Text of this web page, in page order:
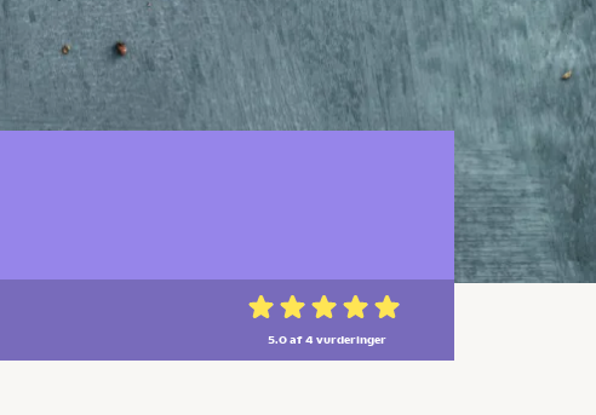
5.0 af 4 vurderinger